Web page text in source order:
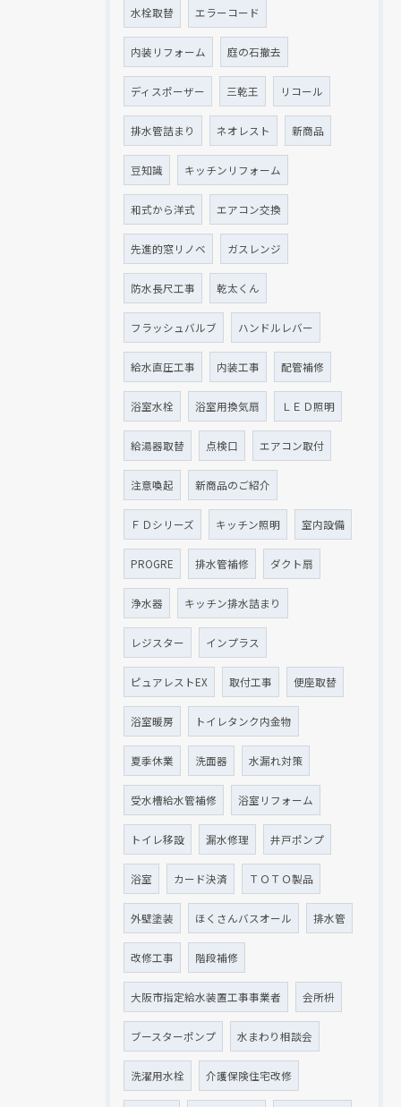
水栓取替 エラーコード
内装リフォーム 庭の石撤去
ディスポーザー 三乾王 リコール
排水管詰まり ネオレスト 新商品
豆知識 キッチンリフォーム
和式から洋式 エアコン交換
先進的窓リノベ ガスレンジ
防水長尺工事 乾太くん
フラッシュバルブ ハンドルレバー
給水直圧工事 内装工事 配管補修
浴室水栓 浴室用換気扇 ＬＥＤ照明
給湯器取替 点検口 エアコン取付
注意喚起 新商品のご紹介
ＦＤシリーズ キッチン照明 室内設備
PROGRE 排水管補修 ダクト扇
浄水器 キッチン排水詰まり
レジスター インプラス
ピュアレストEX 取付工事 便座取替
浴室暖房 トイレタンク内金物
夏季休業 洗面器 水漏れ対策
受水槽給水管補修 浴室リフォーム
トイレ移設 漏水修理 井戸ポンプ
浴室 カード決済 ＴＯＴＯ製品
外壁塗装 ほくさんバスオール 排水管
改修工事 階段補修
大阪市指定給水装置工事事業者 会所枡
ブースターポンプ 水まわり相談会
洗濯用水栓 介護保険住宅改修